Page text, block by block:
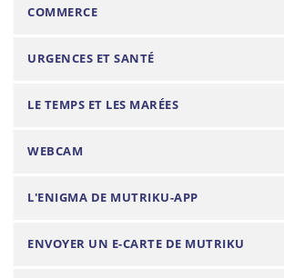
n
COMMERCE
URGENCES ET SANTÉ
LE TEMPS ET LES MARÉES
WEBCAM
L'ENIGMA DE MUTRIKU-APP
ENVOYER UN E-CARTE DE MUTRIKU